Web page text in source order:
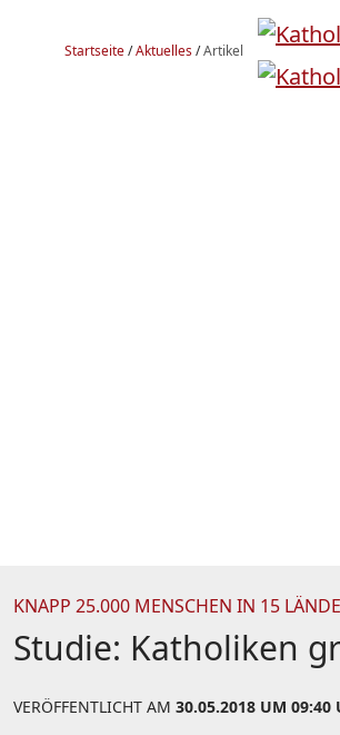
Startseite/Aktuelles/Artikel
KNAPP 25.000 MENSCHEN IN 15
Studie: Katholiken
VERÖFFENTLICHT AM 30.05.2018 UM 09:40